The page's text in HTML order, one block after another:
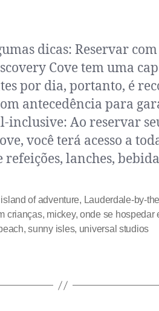
dicas: Reservar com
Cove tem uma
por dia, portanto, é
antecedência para
inclusive: Ao reservar
você terá acesso a
refeições, lanches,
island of adventure, Lauderdale-by-
crianças, mickey, onde se hospedar
,sunny isles, universal studios